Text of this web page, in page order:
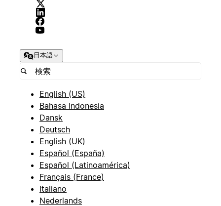
日本語
English (US)
Bahasa Indonesia
Dansk
Deutsch
English (UK)
Español (España)
Español (Latinoamérica)
Français (France)
Italiano
Nederlands